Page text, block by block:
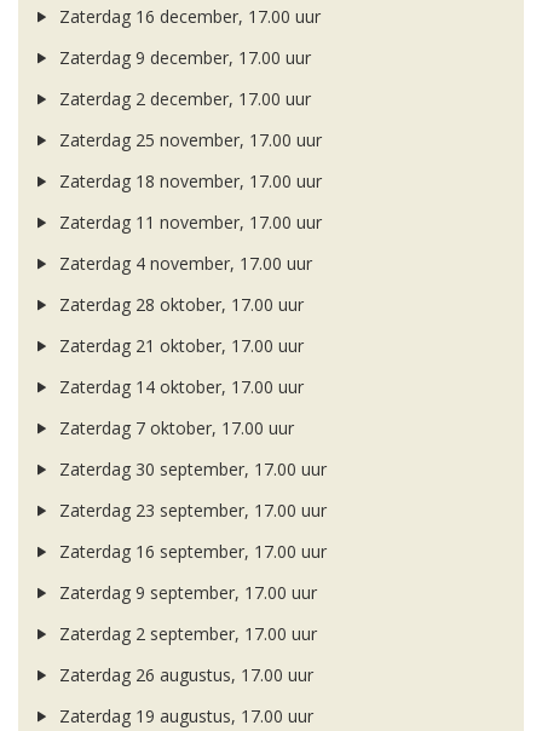
Zaterdag 16 december, 17.00 uur
Zaterdag 9 december, 17.00 uur
Zaterdag 2 december, 17.00 uur
Zaterdag 25 november, 17.00 uur
Zaterdag 18 november, 17.00 uur
Zaterdag 11 november, 17.00 uur
Zaterdag 4 november, 17.00 uur
Zaterdag 28 oktober, 17.00 uur
Zaterdag 21 oktober, 17.00 uur
Zaterdag 14 oktober, 17.00 uur
Zaterdag 7 oktober, 17.00 uur
Zaterdag 30 september, 17.00 uur
Zaterdag 23 september, 17.00 uur
Zaterdag 16 september, 17.00 uur
Zaterdag 9 september, 17.00 uur
Zaterdag 2 september, 17.00 uur
Zaterdag 26 augustus, 17.00 uur
Zaterdag 19 augustus, 17.00 uur